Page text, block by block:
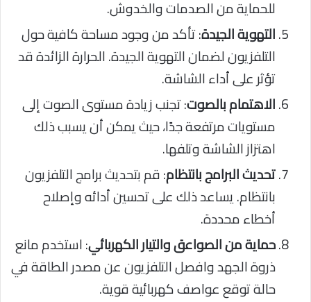
للحماية من الصدمات والخدوش.
التهوية الجيدة: تأكد من وجود مساحة كافية حول
التلفزيون لضمان التهوية الجيدة. الحرارة الزائدة قد
تؤثر على أداء الشاشة.
الاهتمام بالصوت: تجنب زيادة مستوى الصوت إلى
مستويات مرتفعة جدًا، حيث يمكن أن يسبب ذلك
اهتزاز الشاشة وتلفها.
تحديث البرامج بانتظام: قم بتحديث برامج التلفزيون
بانتظام. يساعد ذلك على تحسين أدائه وإصلاح
أخطاء محددة.
حماية من الصواعق والتيار الكهربائي: استخدم مانع
ذروة الجهد وافصل التلفزيون عن مصدر الطاقة في
حالة توقع عواصف كهربائية قوية.